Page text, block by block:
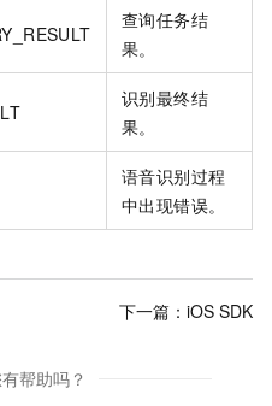
查询任务结
果。
识别最终结
果。
语音识别过程
中出现错误。
下一篇： iOS SDK
帮助吗？